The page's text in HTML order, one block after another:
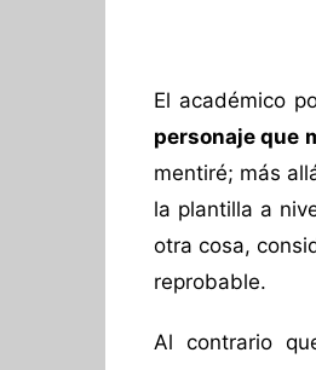
El académico
personaje que
mentiré; más
la plantilla a
otra cosa,
reprobable.
Al contrario